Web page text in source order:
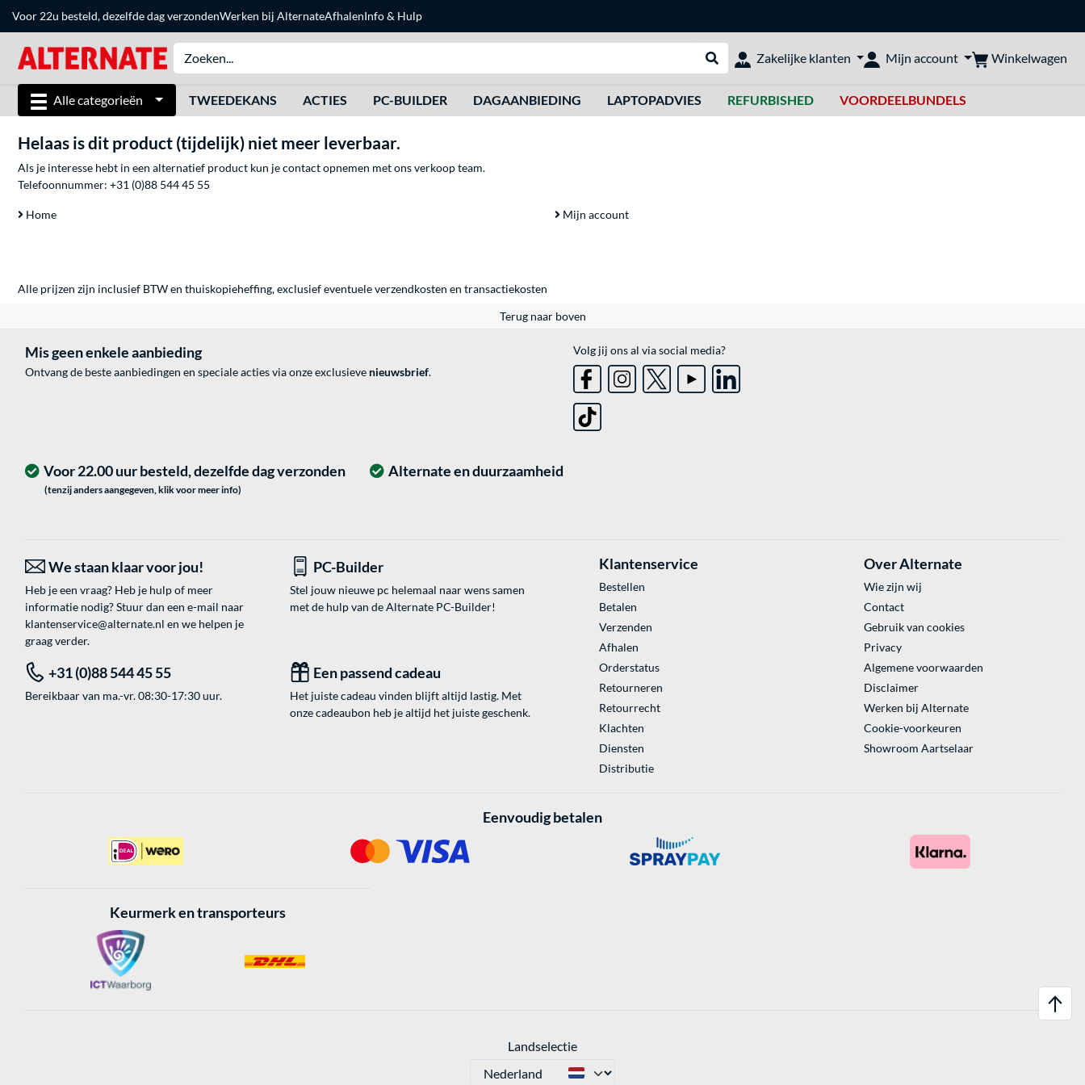
Voor 22u besteld, dezelfde dag verzondenWerken bij AlternateAfhalenInfo & Hulp
Webshop doorzoeken
Zakelijke klanten Mijn account Winkelwagen
Alle categorieën TWEEDEKANS ACTIES PC-BUILDER DAGAANBIEDING LAPTOPADVIES REFURBISHED VOORDEELBUNDELS
Helaas is dit product (tijdelijk) niet meer leverbaar.
Als je interesse hebt in een alternatief product kun je contact opnemen met ons verkoop team.
Telefoonnummer: +31 (0)88 544 45 55
Home Mijn account
Alle prijzen zijn inclusief BTW en thuiskopieheffing, exclusief eventueleverzendkosten en transactiekosten
Terug naar boven
Mis geen enkele aanbieding
Ontvang de beste aanbiedingen en speciale acties via onze exclusieve nieuwsbrief.
Volg jij ons al via social media?
Alternate en duurzaamheid
Voor 22.00 uur besteld, dezelfde dag verzonden
(tenzij anders aangegeven, klik voor meer info)
We staan klaar voor jou!
Heb je een vraag? Heb je hulp of meer
informatie nodig? Stuur dan een e-mail naar
klantenservice@alternate.nl en we helpen je
graag verder.
PC-Builder
Stel jouw nieuwe pc helemaal naar wens samen
met de hulp van de Alternate PC-Builder!
+31 (0)88 544 45 55
Bereikbaar van ma.-vr. 08:30-17:30 uur.
Een passend cadeau
Het juiste cadeau vinden blijft altijd lastig. Met
onze cadeaubon heb je altijd het juiste geschenk.
Klantenservice
Bestellen
Betalen
Verzenden
Afhalen
Orderstatus
Retourneren
Retourrecht
Klachten
Diensten
Distributie
Over Alternate
Wie zijn wij
Contact
Gebruik van cookies
Privacy
Algemene voorwaarden
Disclaimer
Werken bij Alternate
Cookie-voorkeuren
Showroom Aartselaar
Eenvoudig betalen
Keurmerk en transporteurs
Landselectie